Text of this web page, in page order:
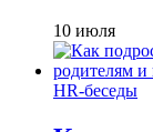
10 июля
HR-беседы